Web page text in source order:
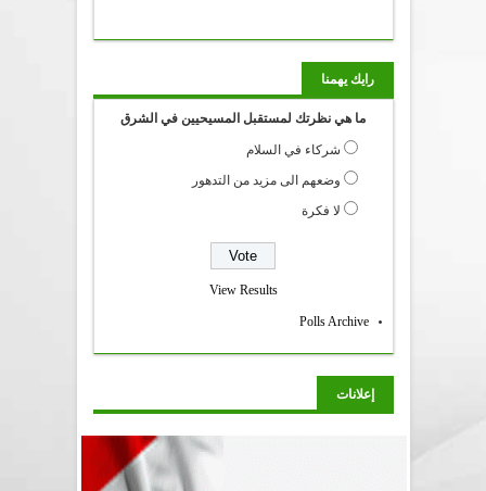
رايك يهمنا
ما هي نظرتك لمستقبل المسيحيين في الشرق
شركاء في السلام
وضعهم الى مزيد من التدهور
لا فكرة
View Results
Polls Archive
إعلانات